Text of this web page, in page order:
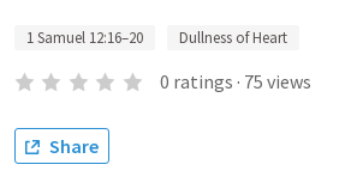
1 Samuel 12:16–20 Dullness of Heart
0 ratings · 75 views
Share